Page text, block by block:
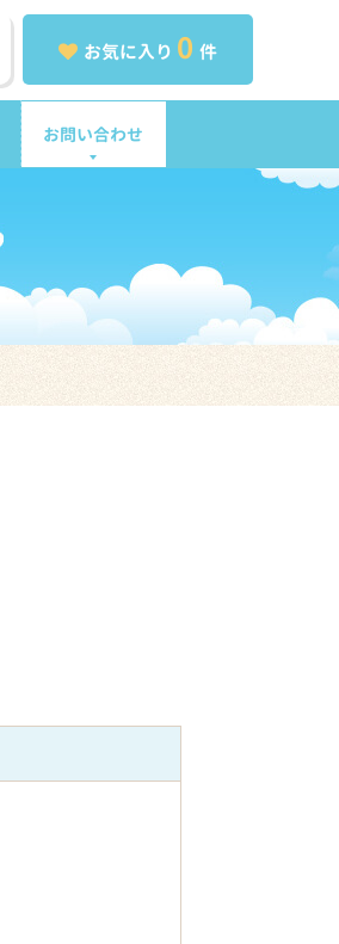
お気に入り 0 件
お問い合わせ